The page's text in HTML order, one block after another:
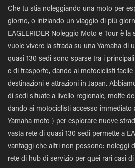
Che tu stia noleggiando una moto per
giorno, o iniziando un viaggio di più
EAGLERIDER Noleggio Moto e Tour è la
vuole vivere la strada su una Yamaha di
quasi 130 sedi sono sparse tra i
e di trasporto, dando ai motociclisti facile
destinazioni e attrazioni in Japan.
di sedi situate a livello regionale, molte
dando ai motociclisti accesso immediato
Yamaha moto } per esplorare nuove
vasta rete di quasi 130 sedi permette a
vantaggi che altri non possono: noleggi
rete di hub di servizio per quei rari casi